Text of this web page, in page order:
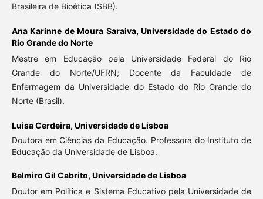
Brasileira de Bioética (SBB).
Ana Karinne de Moura Saraiva, Universidade do Estado do
Rio Grande do Norte
Mestre em Educação pela Universidade Federal do Rio
Grande do Norte/UFRN; Docente da Faculdade de
Enfermagem da Universidade do Estado do Rio Grande do
Norte (Brasil).
Luisa Cerdeira, Universidade de Lisboa
Doutora em Ciências da Educação. Professora do Instituto de
Educação da Universidade de Lisboa.
Belmiro Gil Cabrito, Universidade de Lisboa
Doutor em Política e Sistema Educativo pela Universidade de